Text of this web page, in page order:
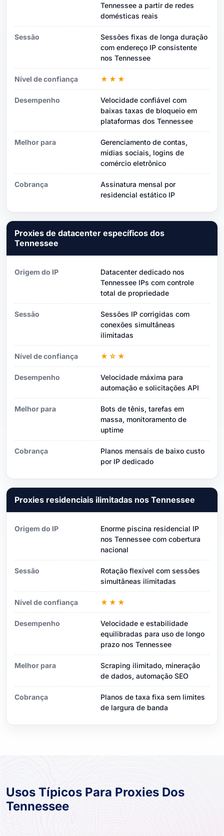
Tennessee a partir de redes
domésticas reais
Sessão
Sessões fixas de longa duração
com endereço IP consistente
nos Tennessee
Nível de confiança ★★★
Desempenho
Velocidade confiável com
baixas taxas de bloqueio em
plataformas dos Tennessee
Melhor para
Gerenciamento de contas,
mídias sociais, logins de
comércio eletrônico
Cobrança
Assinatura mensal por
residencial estático IP
Proxies de datacenter específicos dos
Tennessee
Origem do IP
Datacenter dedicado nos
Tennessee IPs com controle
total de propriedade
Sessão
Sessões IP corrigidas com
conexões simultâneas
ilimitadas
Nível de confiança ★☆★
Desempenho
Velocidade máxima para
automação e solicitações API
Melhor para
Bots de tênis, tarefas em
massa, monitoramento de
uptime
Cobrança
Planos mensais de baixo custo
por IP dedicado
Proxies residenciais ilimitadas nos Tennessee
Origem do IP
Enorme piscina residencial IP
nos Tennessee com cobertura
nacional
Sessão
Rotação flexível com sessões
simultâneas ilimitadas
Nível de confiança ★★★
Desempenho
Velocidade e estabilidade
equilibradas para uso de longo
prazo nos Tennessee
Melhor para
Scraping ilimitado, mineração
de dados, automação SEO
Cobrança
Planos de taxa fixa sem limites
de largura de banda
Usos Típicos Para Proxies Dos
Tennessee